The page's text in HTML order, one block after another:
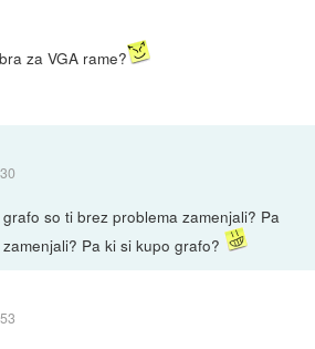
za VGA rame?
so ti brez problema zamenjali? Pa
Pa ki si kupo grafo?